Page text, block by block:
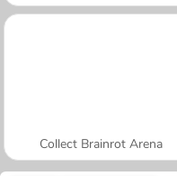
Collect Brainrot Arena